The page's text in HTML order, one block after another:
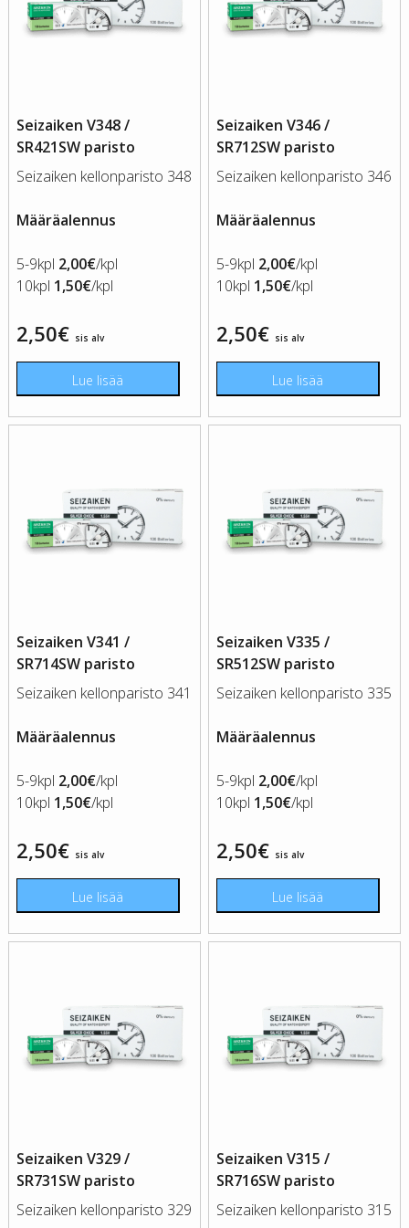
Seizaiken V348 /
SR421SW paristo
Seizaiken kellonparisto 348
Määräalennus
5-9kpl 2,00€/kpl
10kpl 1,50€/kpl
2,50€ sis alv
Lue lisää
Seizaiken V346 /
SR712SW paristo
Seizaiken kellonparisto 346
Määräalennus
5-9kpl 2,00€/kpl
10kpl 1,50€/kpl
2,50€ sis alv
Lue lisää
Seizaiken V341 /
SR714SW paristo
Seizaiken kellonparisto 341
Määräalennus
5-9kpl 2,00€/kpl
10kpl 1,50€/kpl
2,50€ sis alv
Lue lisää
Seizaiken V335 /
SR512SW paristo
Seizaiken kellonparisto 335
Määräalennus
5-9kpl 2,00€/kpl
10kpl 1,50€/kpl
2,50€ sis alv
Lue lisää
Seizaiken V329 /
SR731SW paristo
Seizaiken kellonparisto 329
Seizaiken V315 /
SR716SW paristo
Seizaiken kellonparisto 315